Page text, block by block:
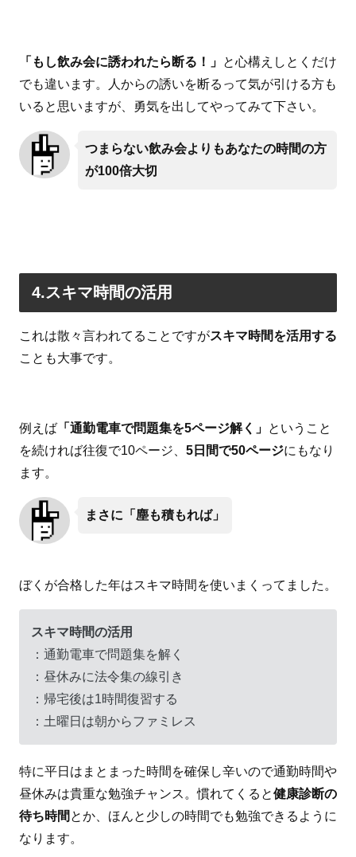
「もし飲み会に誘われたら断る！」 と心構えしとくだけ
でも違います。人からの誘いを断るって気が引ける方も
いると思いますが、勇気を出してやってみて下さい。
つまらない飲み会よりもあなたの時間の方
が100倍大切
4.スキマ時間の活用
これは散々言われてることですがスキマ時間を活用する
ことも大事です。
例えば 「通勤電車で問題集を5ページ解く」 ということ
を続ければ往復で10ページ、 5日間で50ページにもなり
ます。
まさに「塵も積もれば」
ぼくが合格した年はスキマ時間を使いまくってました。
スキマ時間の活用
：通勤電車で問題集を解く
：昼休みに法令集の線引き
：帰宅後は1時間復習する
：土曜日は朝からファミレス
特に平日はまとまった時間を確保し辛いので通勤時間や
昼休みは貴重な勉強チャンス。慣れてくると健康診断の
待ち時間 とか、ほんと少しの時間でも勉強できるように
なります。